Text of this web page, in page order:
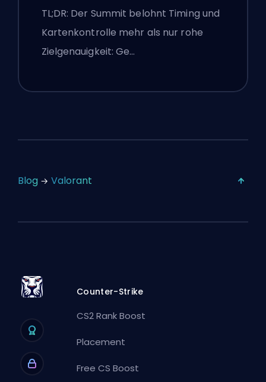
Agenten, Callouts und
Smokes
TL;DR: Der Summit belohnt Timing und
Kartenkontrolle mehr als nur rohe
Zielgenauigkeit: Ge…
Blog Valorant
Counter-Strike
CS2 Rank Boost
Placement
Free CS Boost